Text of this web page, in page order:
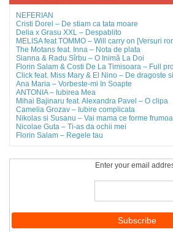
NEFERIAN
Cristi Dorel – De stiam ca tata moare
Delia x Grasu XXL – Despablito
MELISA feat TOMMO – Will carry on [Versuri
The Motans feat. Inna – Nota de plata
Sianna & Radu Sîrbu – O Inimă La Doi
Florin Salam & Costi De La Timisoara – Full
Click feat. Miss Mary & El Nino – De dragoste
Ana Maria – Vorbeste-mi In Soapte
ANTONIA – Iubirea Mea
Mihai Bajinaru feat. Alexandra Pavel – O clipa
Camelia Grozav – Iubire complicata
Nikolas si Susanu – Vai mama ce forme
Nicolae Guta – Ti-as da ochii mei
Florin Salam – Regele tau
Enter your email